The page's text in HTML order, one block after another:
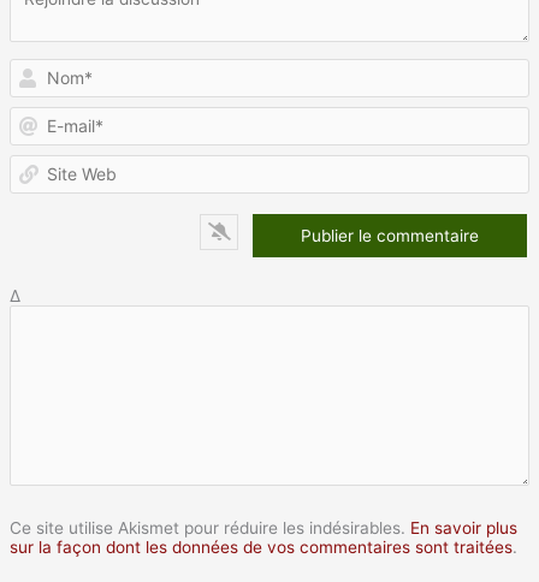
Δ
Ce site utilise Akismet pour réduire les indésirables. En savoir plus
sur la façon dont les données de vos commentaires sont traitées.